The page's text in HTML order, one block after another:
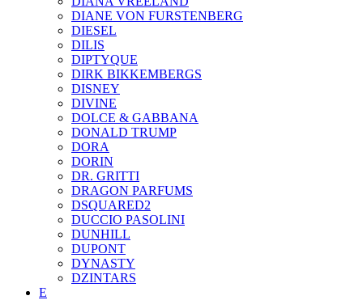
DIANE VON FURSTENBERG
DIESEL
DILIS
DIPTYQUE
DIRK BIKKEMBERGS
DISNEY
DIVINE
DOLCE & GABBANA
DONALD TRUMP
DORA
DORIN
DR. GRITTI
DRAGON PARFUMS
DSQUARED2
DUCCIO PASOLINI
DUNHILL
DUPONT
DYNASTY
DZINTARS
E